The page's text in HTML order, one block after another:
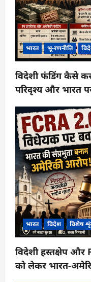
भारत भू-रणनीति
विदेशी फंडिंग कैसे
परिदृश्य और भारत
भारत विदेश विशेष
विदेशी हस्तक्षेप और
को लेकर भारत-